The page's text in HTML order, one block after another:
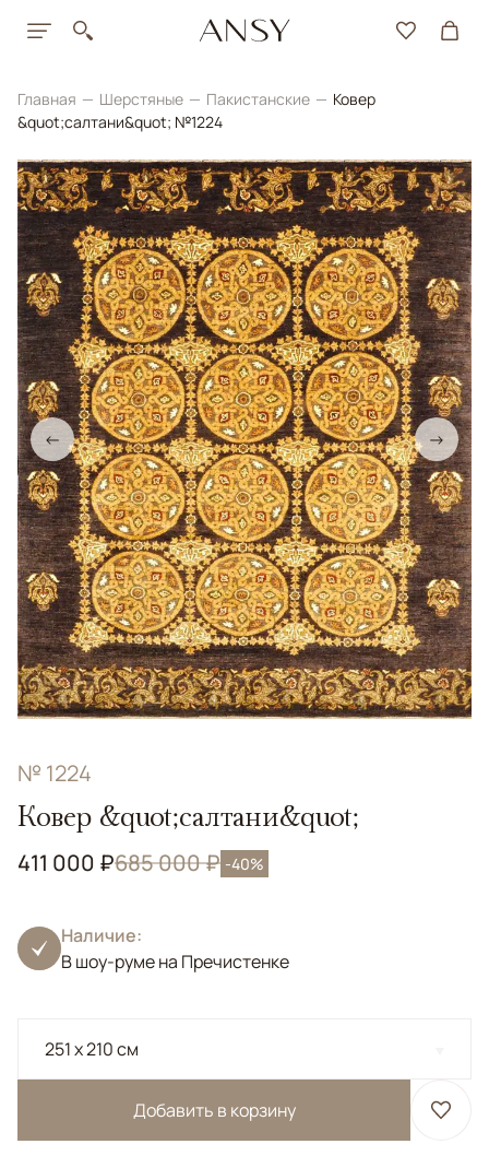
Главная Шерстяные Пакистанские
Ковер
&quot;салтани&quot; №1224
← →
№ 1224
Ковер &quot;салтани&quot;
411 000 ₽685 000 ₽ -40%
Наличие:
В шоу-руме на Пречистенке
251 x 210 см
Добавить в корзину